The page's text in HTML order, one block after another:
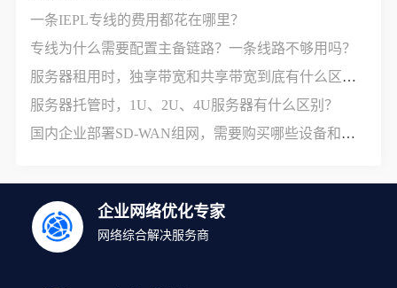
一条IEPL专线的费用都花在哪里？
专线为什么需要配置主备链路？一条线路不够用吗？
服务器租用时，独享带宽和共享带宽到底有什么区别？
服务器托管时，1U、2U、4U服务器有什么区别？
国内企业部署SD-WAN组网，需要购买哪些设备和服务？
企业网络优化专家
网络综合解决服务商